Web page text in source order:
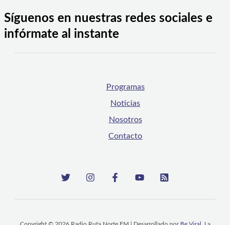
Síguenos en nuestras redes sociales e
infórmate al instante
Programas
Noticias
Nosotros
Contacto